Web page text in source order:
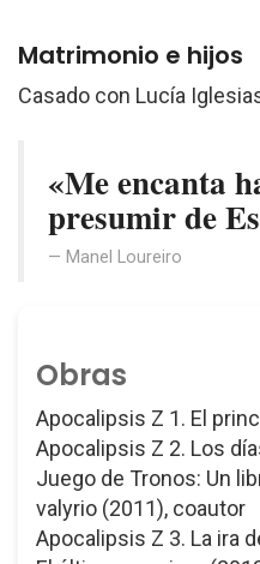
Matrimonio e hijos
Casado con Lucía
«Me encanta
presumir de
Manel Loureiro
Obras
Apocalipsis Z 1. El
Apocalipsis Z 2. Los
Juego de Tronos: Un
valyrio (2011), coautor
Apocalipsis Z 3. La ira